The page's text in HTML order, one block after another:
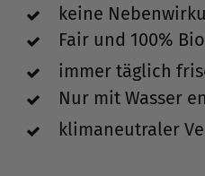
keine
Fair und 100%
immer täglich
Nur mit Wasser
klimaneutraler